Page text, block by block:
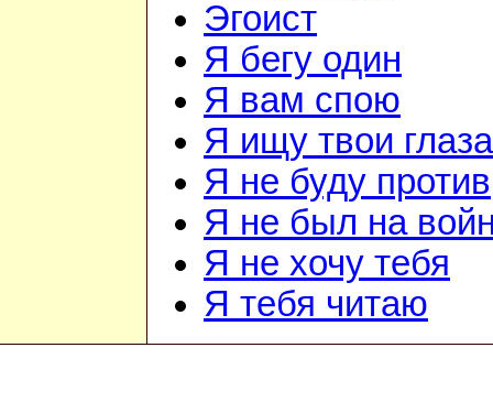
Эгоист
Я бегу один
Я вам спою
Я ищу твои глаза
Я не буду против
Я не был на
Я не хочу тебя
Я тебя читаю